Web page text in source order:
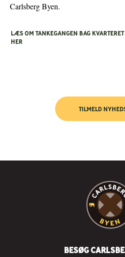
Carlsberg Byen.
LÆS OM TANKEGANGEN BAG KVARTERET
HER
TILMELD
BESØG